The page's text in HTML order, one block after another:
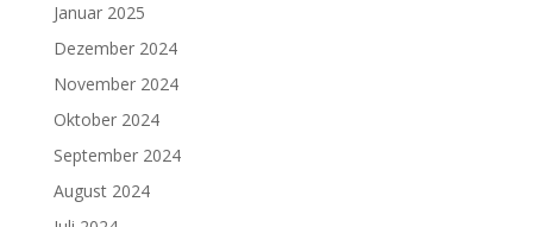
Januar 2025
Dezember 2024
November 2024
Oktober 2024
September 2024
August 2024